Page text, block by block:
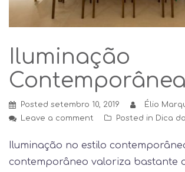
Iluminação
Contemporânea
Posted setembro 10, 2019
Élio
Leave a comment
Posted in Dica
Iluminação no estilo
contemporâneo valoriza bastante